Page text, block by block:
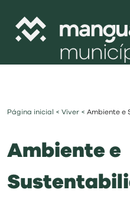
viver
Página inicial < Viver < Ambiente e
Ambiente e